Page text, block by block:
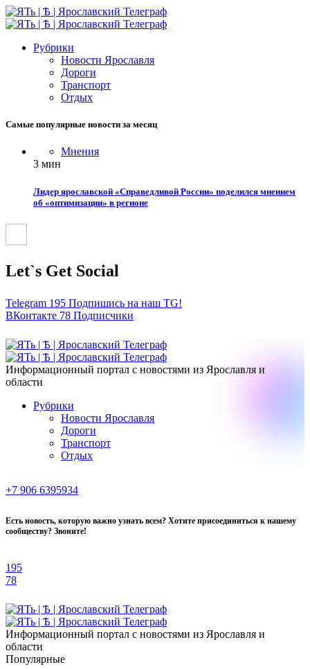
Рубрики
Новости Ярославля
Дороги
Транспорт
Отдых
Самые популярные новости за месяц
Мнения
3 мин
Лидер ярославской «Справедливой России» поделился мнением
об «оптимизации» в регионе
Let`s Get Social
Telegram 195 Подпишись на наш TG!
ВКонтакте 78 Подписчики
Информационный портал с новостями из Ярославля и
области
Рубрики
Новости Ярославля
Дороги
Транспорт
Отдых
+7 906 6395934
Есть новость, которую важно узнать всем? Хотите присоединиться к нашему
сообществу? Звоните!
195
78
Информационный портал с новостями из Ярославля и
области
Популярные